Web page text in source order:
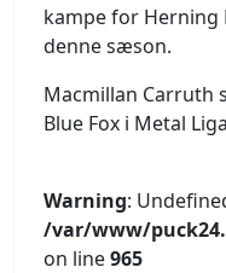
kampe for Herning
denne sæson.
Macmillan Carruth
Blue Fox i Metal
Warning:
/var/www/
on line965